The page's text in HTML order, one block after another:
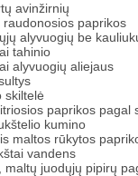
avinžirnių
raudonosios paprikos
alyvuogių be
tahinio
alyvuogių aliejaus
skiltelė
paprikos pagal
kumino
maltos rūkytos
vandens
maltų juodųjų pipirų